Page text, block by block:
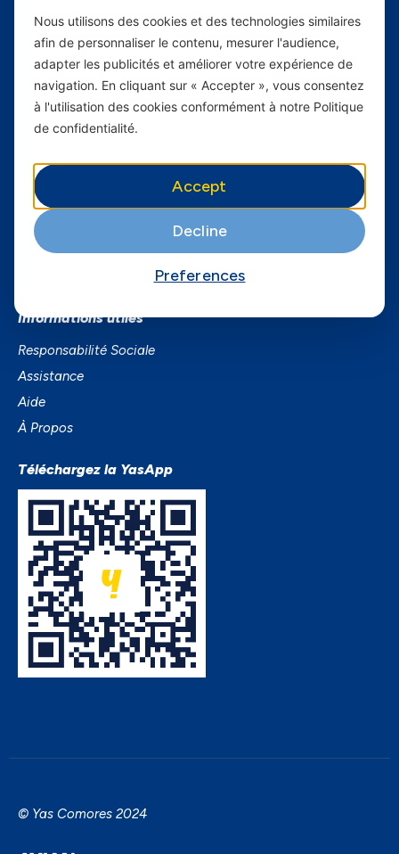
Yas Comores
Carrières
Yas en Afrique
Services
Services Mobiles
Business
Informations utiles
Responsabilité Sociale
Assistance
Aide
À Propos
Téléchargez la YasApp
© Yas Comores 2024
Nous utilisons des cookies et des technologies similaires
afin de personnaliser le contenu, mesurer l'audience,
adapter les publicités et améliorer votre expérience de
navigation. En cliquant sur « Accepter », vous consentez
à l'utilisation des cookies conformément à notre Politique
de confidentialité.
Accept
Decline
Preferences